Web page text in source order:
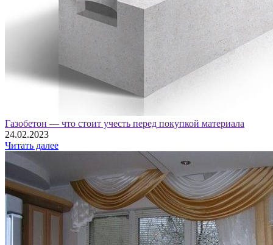
Газобетон — что стоит учесть перед покупкой материала
24.02.2023
Читать далее